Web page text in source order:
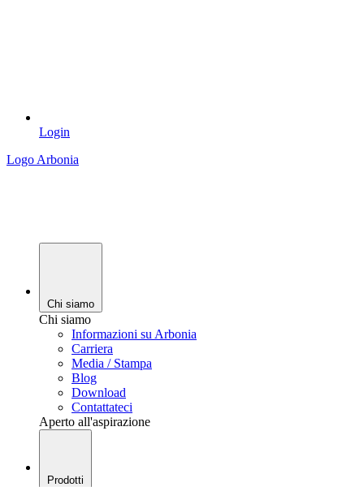
Login
Logo Arbonia
Chi siamo
Chi siamo
Informazioni su Arbonia
Carriera
Media / Stampa
Blog
Download
Contattateci
Aperto all'aspirazione
Prodotti